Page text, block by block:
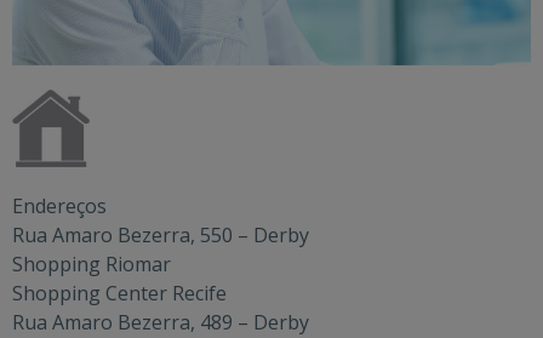
Endereços
Rua Amaro Bezerra, 550 – Derby
Shopping Riomar
Shopping Center Recife
Rua Amaro Bezerra, 489 – Derby